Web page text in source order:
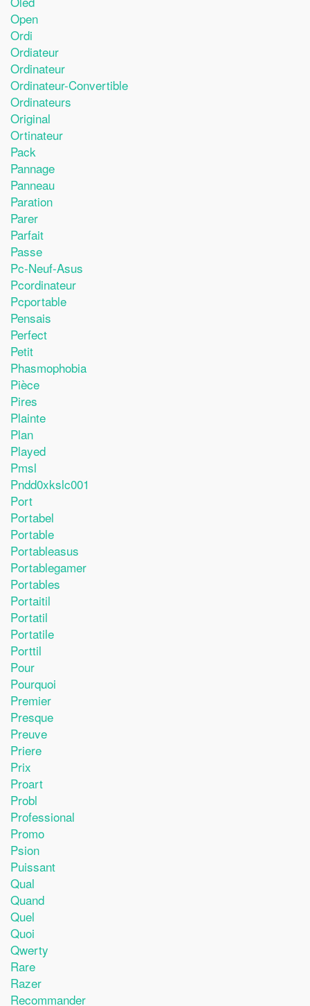
Open
Ordi
Ordiateur
Ordinateur
Ordinateur-Convertible
Ordinateurs
Original
Ortinateur
Pack
Pannage
Panneau
Paration
Parer
Parfait
Passe
Pc-Neuf-Asus
Pcordinateur
Pcportable
Pensais
Perfect
Petit
Phasmophobia
Pièce
Pires
Plainte
Plan
Played
Pmsl
Pndd0xkslc001
Port
Portabel
Portable
Portableasus
Portablegamer
Portables
Portaitil
Portatil
Portatile
Porttil
Pour
Pourquoi
Premier
Presque
Preuve
Priere
Prix
Proart
Probl
Professional
Promo
Psion
Puissant
Qual
Quand
Quel
Quoi
Qwerty
Rare
Razer
Recommander